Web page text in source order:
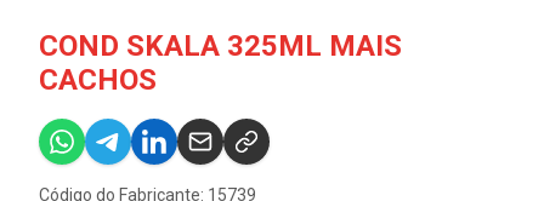
COND SKALA 325ML MAIS
CACHOS
Código do Fabricante: 15739